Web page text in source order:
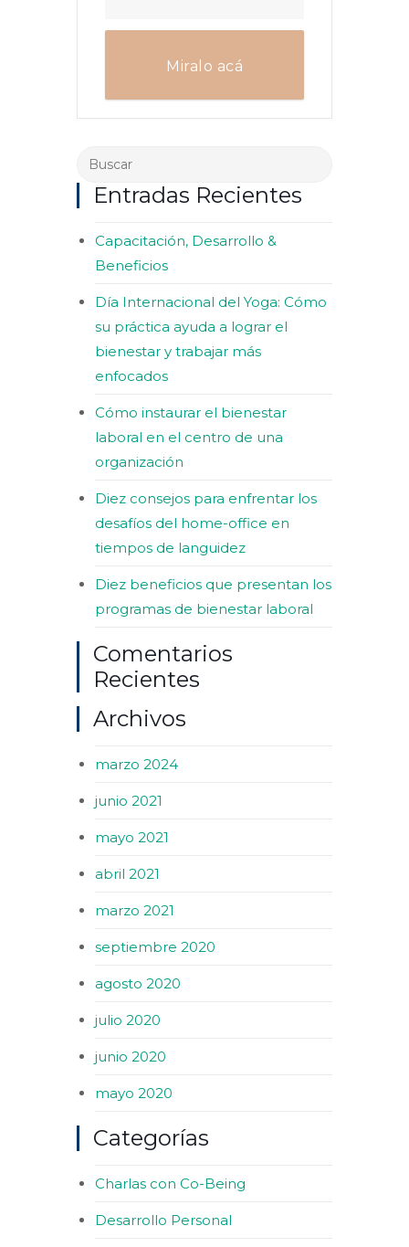
Miralo acá
Entradas Recientes
Capacitación, Desarrollo &
Beneficios
Día Internacional del Yoga: Cómo
su práctica ayuda a lograr el
bienestar y trabajar más
enfocados
Cómo instaurar el bienestar
laboral en el centro de una
organización
Diez consejos para enfrentar los
desafíos del home-office en
tiempos de languidez
Diez beneficios que presentan los
programas de bienestar laboral
Comentarios
Recientes
Archivos
marzo 2024
junio 2021
mayo 2021
abril 2021
marzo 2021
septiembre 2020
agosto 2020
julio 2020
junio 2020
mayo 2020
Categorías
Charlas con Co-Being
Desarrollo Personal